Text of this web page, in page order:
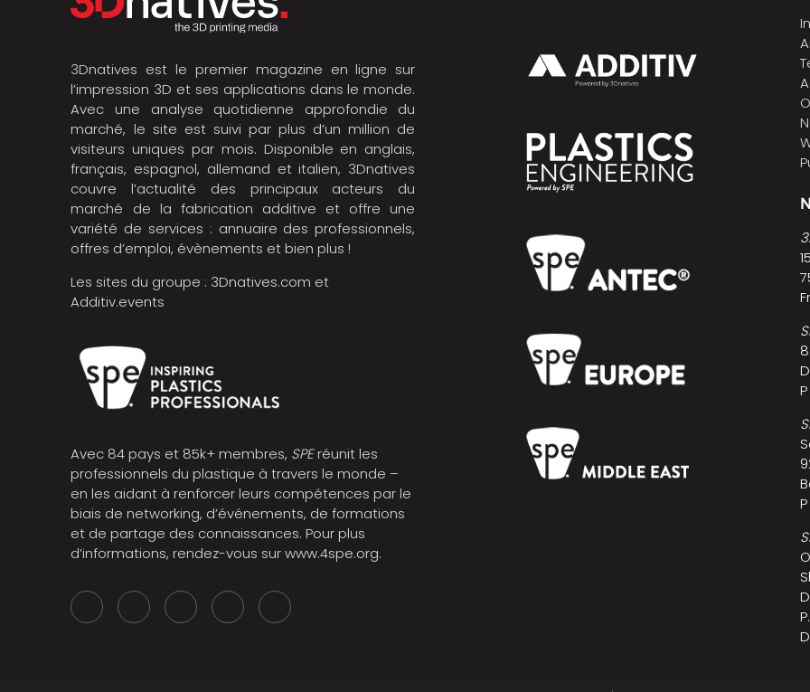
3Dnatives est le premier magazine en ligne sur
l’impression 3D et ses applications dans le monde.
Avec une analyse quotidienne approfondie du
marché, le site est suivi par plus d’un million de
visiteurs uniques par mois. Disponible en anglais,
français, espagnol, allemand et italien, 3Dnatives
couvre l’actualité des principaux acteurs du
marché de la fabrication additive et offre une
variété de services : annuaire des professionnels,
offres d’emploi, évènements et bien plus !
Les sites du groupe : 3Dnatives.com et
Additiv.events
Avec 84 pays et 85k+ membres, SPEréunit les
professionnels du plastique à travers le monde –
en les aidant à renforcer leurs compétences par le
biais de networking, d’événements, de formations
et de partage des connaissances. Pour plus
d’informations, rendez-vous surwww.4spe.org.